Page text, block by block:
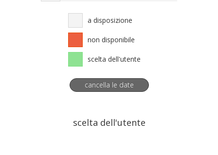
a disposizione
non disponibile
scelta dell'utente
cancella le date
scelta dell'utente